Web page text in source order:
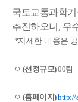
국토교통과학
추진하오니, 우
*자세한 내용은
ㅇ (선정규모)00팀
ㅇ (홈페이지)http://